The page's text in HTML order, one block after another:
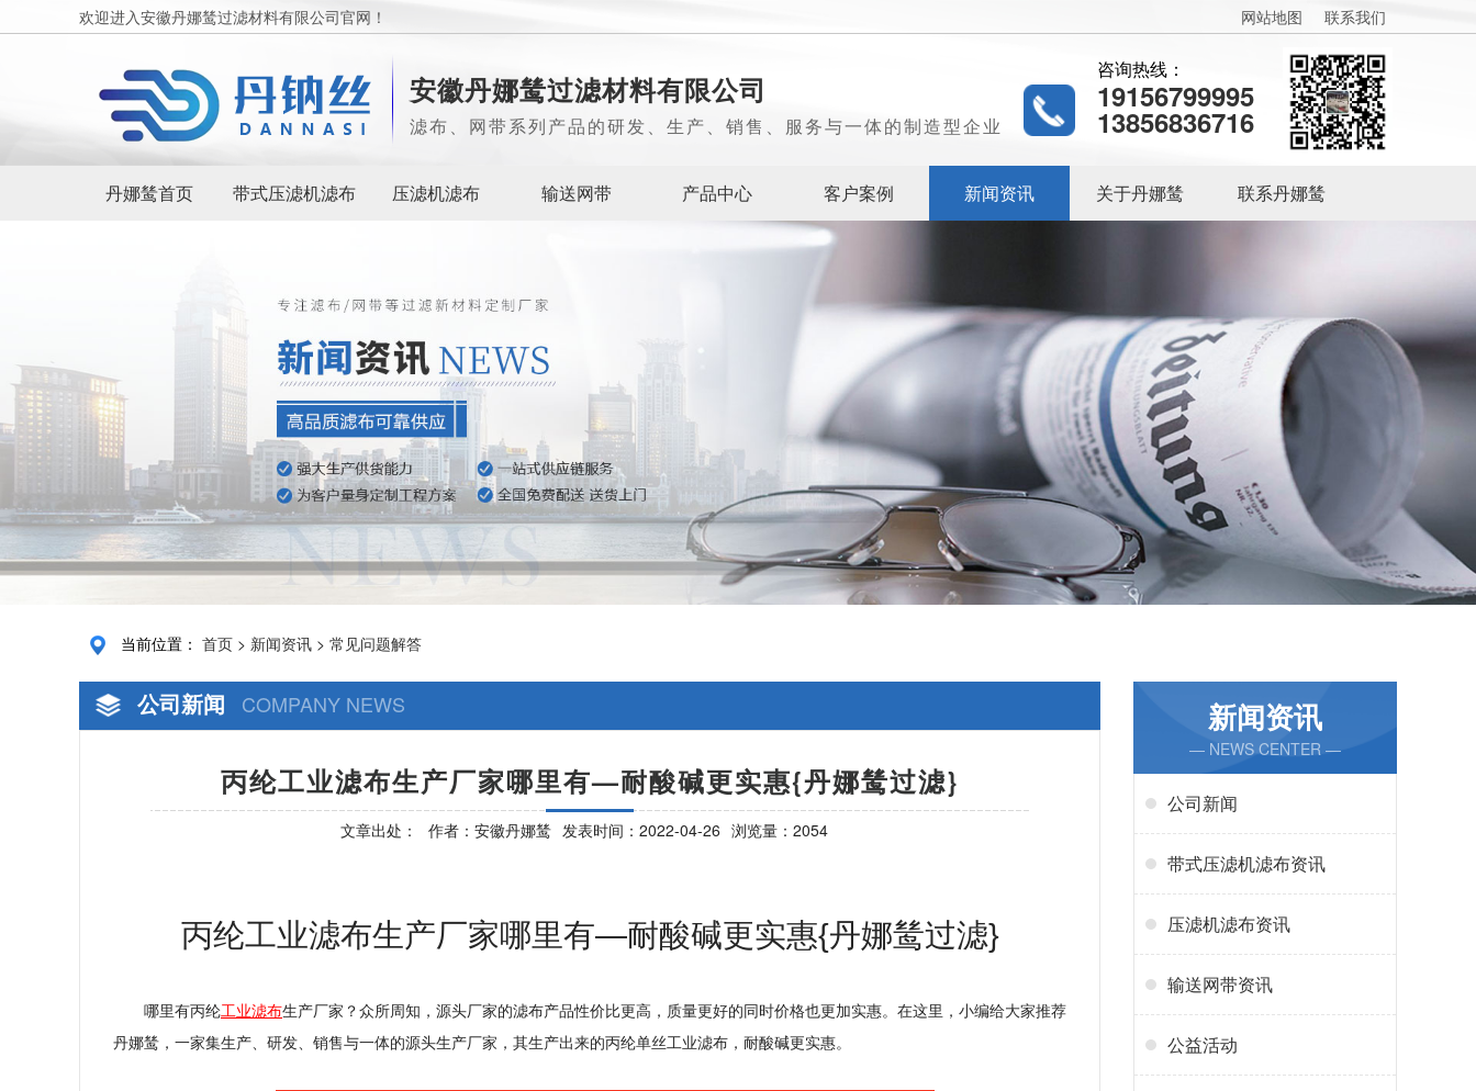
欢迎进入安徽丹娜鸶过滤材料有限公司官网！ 网站地图 联系我们
安徽丹娜鸶过滤材料有限公司
滤布、网带系列产品的研发、生产、销售、服务与一体的制造型企业
咨询热线：
19156799995
13856836716
丹娜鸶首页 带式压滤机滤布 压滤机滤布 输送网带 产品中心 客户案例 新闻资讯 关于丹娜鸶 联系丹娜鸶
当前位置： 首页 > 新闻资讯 > 常见问题解答
公司新闻 COMPANY NEWS
丙纶工业滤布生产厂家哪里有—耐酸碱更实惠{丹娜鸶过滤}
文章出处： 作者：安徽丹娜鸶 发表时间：2022-04-26 浏览量：2054
丙纶工业滤布生产厂家哪里有—耐酸碱更实惠{丹娜鸶过滤}
哪里有丙纶工业滤布生产厂家？众所周知，源头厂家的滤布产品性价比更高，质量更好的同时价格也更加实惠。在这里，小编给大家推荐
丹娜鸶，一家集生产、研发、销售与一体的源头生产厂家，其生产出来的丙纶单丝工业滤布，耐酸碱更实惠。
新闻资讯
— NEWS CENTER —
公司新闻
带式压滤机滤布资讯
压滤机滤布资讯
输送网带资讯
公益活动